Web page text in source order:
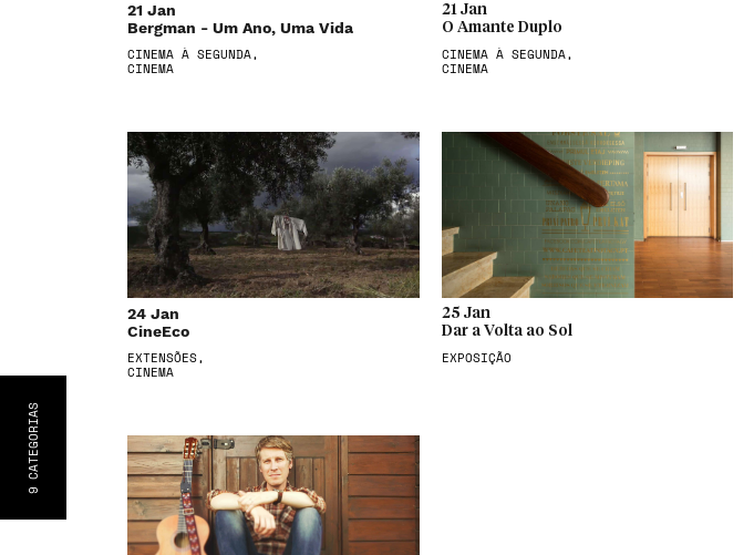
9
CATEGORIA
S
21 Jan
Bergman - Um Ano, Uma Vida
CINEMA À SEGUNDA,
CINEMA
21 Jan
O Amante Duplo
CINEMA À SEGUNDA,
CINEMA
24 Jan
CineEco
EXTENSÕES,
CINEMA
25 Jan
Dar a Volta ao Sol
EXPOSIÇÃO